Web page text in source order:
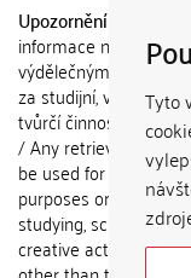
Tyto
Upozornění / Notice:
informace nemohou
výdělečným účelům
za studijní, vědeckou
tvůrčí činnost jiné
/ Any retrieved
be used for any
purposes or claimed
studying, scientific or
creative activities of